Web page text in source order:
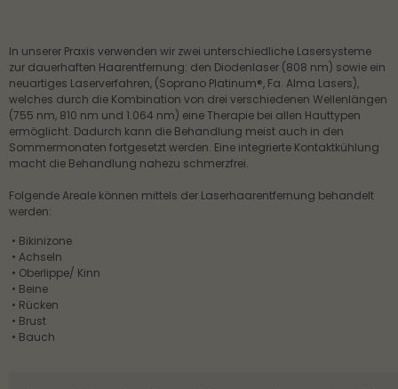
Drop us a line
info@yourdomain.com
About us
Lorem ipsum dolor sit amet, consectetuer
Aenean commodo ligula eget dolor. Aenean
massa. Cum sociis natoque penatibus et magnis
dis parturient montes, nascetur ridiculus mus.
Donec quam felis, ultricies nec.
In unserer Praxis verwenden wir zwei unterschiedliche Lasersysteme
zur dauerhaften Haarentfernung: den Diodenlaser (808 nm) sowie ein
neuartiges Laserverfahren, (Soprano Platinum®, Fa. Alma Lasers),
welches durch die Kombination von drei verschiedenen Wellenlängen
(755 nm, 810 nm und 1.064 nm) eine Therapie bei allen Hauttypen
ermöglicht. Dadurch kann die Behandlung meist auch in den
Sommermonaten fortgesetzt werden. Eine integrierte Kontaktkühlung
macht die Behandlung nahezu schmerzfrei.
Folgende Areale können mittels der Laserhaarentfernung behandelt
werden:
• Bikinizone
• Achseln
• Oberlippe/ Kinn
• Beine
• Rücken
• Brust
• Bauch